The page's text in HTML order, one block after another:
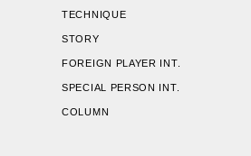
TECHNIQUE
STORY
FOREIGN PLAYER INT.
SPECIAL PERSON INT.
COLUMN